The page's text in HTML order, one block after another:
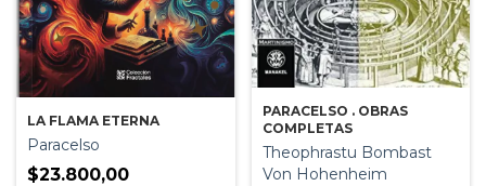
LA FLAMA ETERNA
Paracelso
$23.800,00
PARACELSO . OBRAS
COMPLETAS
Theophrastu Bombast
Von Hohenheim